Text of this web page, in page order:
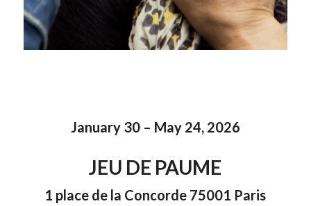
January 30 – May 24, 2026
JEU DE PAUME
1 place de la Concorde 75001 Paris